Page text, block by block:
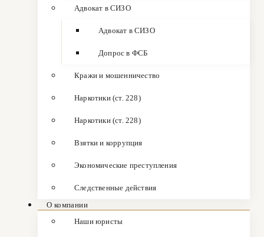
Адвокат в СИЗО
Адвокат в СИЗО
Допрос в ФСБ
Кражи и мошенничество
Наркотики (ст. 228)
Наркотики (ст. 228)
Взятки и коррупция
Экономические преступления
Следственные действия
О компании
Наши юристы